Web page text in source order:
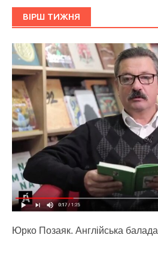
ВІРШ ТИЖНЯ
Юрко Позаяк. Англійська балада